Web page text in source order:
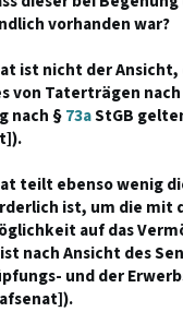
vorhanden war?
ist nicht der
von Taterträgen
nach §73aStGB
teilt ebenso wenig
ist, um die
auf das
nach Ansicht des
und der